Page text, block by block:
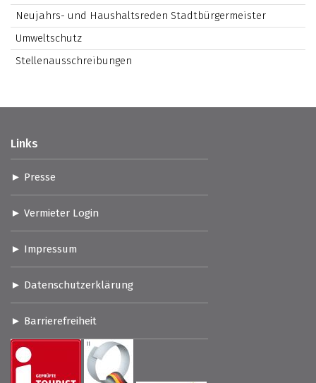
Neujahrs- und Haushaltsreden Stadtbürgermeister
Umweltschutz
Stellenausschreibungen
Links
Presse
Vermieter Login
Impressum
Datenschutzerklärung
Barrierefreiheit